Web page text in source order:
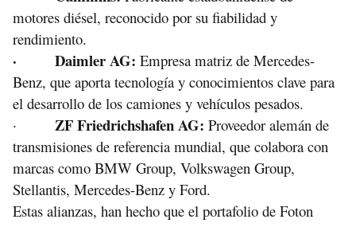
motores diésel, reconocido por su fiabilidad y
rendimiento.
· Daimler AG: Empresa matriz de Mercedes-
Benz, que aporta tecnología y conocimientos clave para
el desarrollo de los camiones y vehículos pesados.
·
ZF Friedrichshafen AG: Proveedor alemán de
transmisiones de referencia mundial, que colabora con
marcas como BMW Group, Volkswagen Group,
Stellantis, Mercedes-Benz y Ford.
Estas alianzas, han hecho que el portafolio de Foton